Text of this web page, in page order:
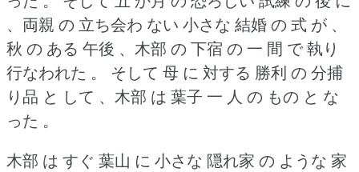
、両親 の 立ち会わ ない 小さな 結婚 の 式 が 、
秋 の ある 午後 、木部 の 下宿 の 一 間 で 執り
行なわれた 。
そして 母 に 対する 勝利 の 分捕
り品 と して 、木部 は 葉子 一 人 の もの と な
った 。
木部 は すぐ 葉山 に 小さな 隠れ家 の ような 家